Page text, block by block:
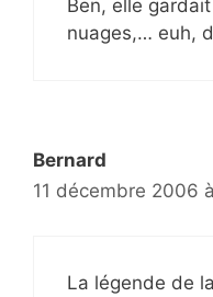
Ben, elle
nuages,… euh,
Bernard
11 décembre 2006
La légende de